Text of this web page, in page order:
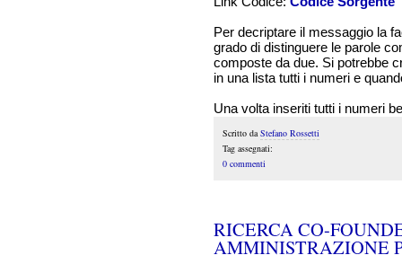
Per decriptare il messaggio la
grado di distinguere le parole
composte da due. Si potrebbe
in una lista tutti i numeri e
Una volta inseriti tutti i numeri
Scritto daStefano Rossetti
Tag assegnati:
0 commenti
RICERCA CO-
AMMINISTRAZIONE